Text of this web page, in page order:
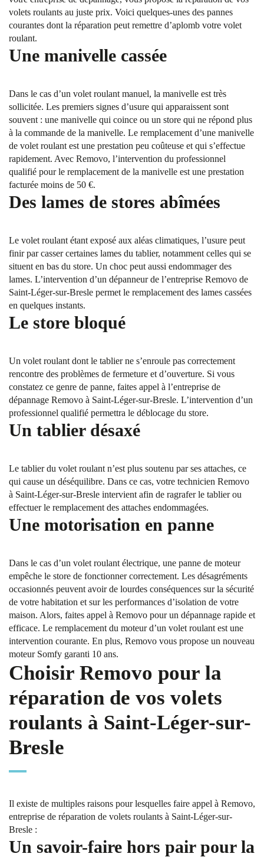
volets roulants au juste prix. Voici quelques-unes des pannes
courantes dont la réparation peut remettre d’aplomb votre volet
roulant.
Une manivelle cassée
Dans le cas d’un volet roulant manuel, la manivelle est très
sollicitée. Les premiers signes d’usure qui apparaissent sont
souvent : une manivelle qui coince ou un store qui ne répond plus
à la commande de la manivelle. Le remplacement d’une manivelle
de volet roulant est une prestation peu coûteuse et qui s’effectue
rapidement. Avec Removo, l’intervention du professionnel
qualifié pour le remplacement de la manivelle est une prestation
facturée moins de 50 €.
Des lames de stores abîmées
Le volet roulant étant exposé aux aléas climatiques, l’usure peut
finir par casser certaines lames du tablier, notamment celles qui se
situent en bas du store. Un choc peut aussi endommager des
lames. L’intervention d’un dépanneur de l’entreprise Removo de
Saint-Léger-sur-Bresle permet le remplacement des lames cassées
en quelques instants.
Le store bloqué
Un volet roulant dont le tablier ne s’enroule pas correctement
rencontre des problèmes de fermeture et d’ouverture. Si vous
constatez ce genre de panne, faites appel à l’entreprise de
dépannage Removo à Saint-Léger-sur-Bresle. L’intervention d’un
professionnel qualifié permettra le déblocage du store.
Un tablier désaxé
Le tablier du volet roulant n’est plus soutenu par ses attaches, ce
qui cause un déséquilibre. Dans ce cas, votre technicien Removo
à Saint-Léger-sur-Bresle intervient afin de ragrafer le tablier ou
effectuer le remplacement des attaches endommagées.
Une motorisation en panne
Dans le cas d’un volet roulant électrique, une panne de moteur
empêche le store de fonctionner correctement. Les désagréments
occasionnés peuvent avoir de lourdes conséquences sur la sécurité
de votre habitation et sur les performances d’isolation de votre
maison. Alors, faites appel à Removo pour un dépannage rapide et
efficace. Le remplacement du moteur d’un volet roulant est une
intervention courante. En plus, Removo vous propose un nouveau
moteur Somfy garanti 10 ans.
Choisir Removo pour la
réparation de vos volets
roulants à Saint-Léger-sur-
Bresle
Il existe de multiples raisons pour lesquelles faire appel à Removo,
entreprise de réparation de volets roulants à Saint-Léger-sur-
Bresle :
Un savoir-faire hors pair pour la